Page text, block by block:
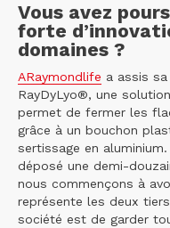
Vous avez
forte
domaines ?
ARaymondlife a assis
RayDyLyo®, une
permet de fermer les
grâce à un bouchon
sertissage en
déposé une demi-
nous commençons à
représente les deux
société est de garder